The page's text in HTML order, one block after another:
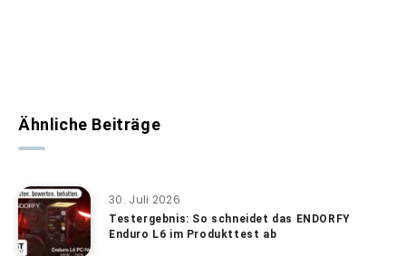
Ähnliche Beiträge
30. Juli 2026
Testergebnis: So schneidet das ENDORFY
Enduro L6 im Produkttest ab